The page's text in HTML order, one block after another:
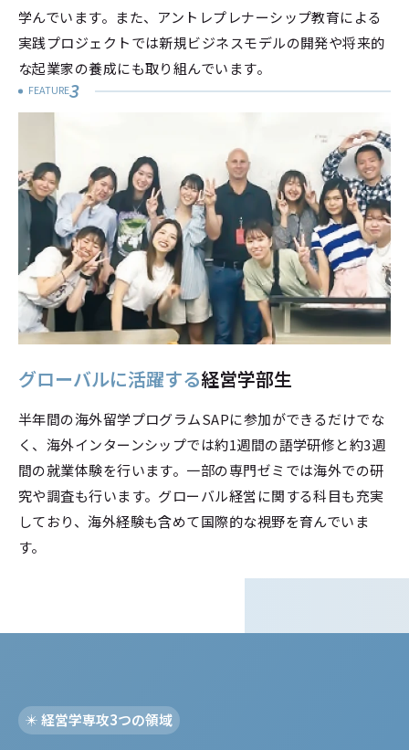
学んでいます。また、アントレプレナーシップ教育による
実践プロジェクトでは新規ビジネスモデルの開発や将来的
な起業家の養成にも取り組んでいます。
FEATURE3
グローバルに活躍する経営学部生
半年間の海外留学プログラムSAPに参加ができるだけでな
く、海外インターンシップでは約1週間の語学研修と約3週
間の就業体験を行います。一部の専門ゼミでは海外での研
究や調査も行います。グローバル経営に関する科目も充実
しており、海外経験も含めて国際的な視野を育んでいま
す。
経営学専攻3つの領域